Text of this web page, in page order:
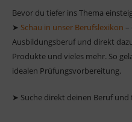
Bevor du tiefer ins Thema
➤ Schau in unser Berufslexikon –
Ausbildungsberuf und direkt
Produkte und vieles mehr. So
idealen Prüfungsvorbereitung.
➤ Suche direkt deinen Beruf